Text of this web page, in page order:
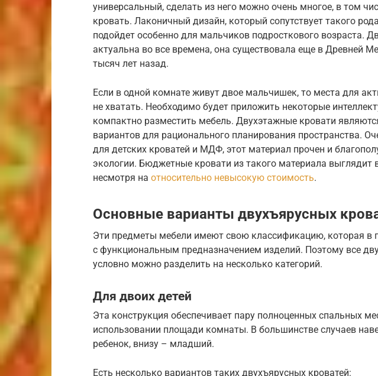
универсальный, сделать из него можно очень многое, в том
кровать. Лаконичный дизайн, который сопутствует такого
подойдет особенно для мальчиков подросткового возраста.
актуальна во все времена, она существовала еще в Древней
тысяч лет назад.
Если в одной комнате живут двое мальчишек, то места для
не хватать. Необходимо будет приложить некоторые
компактно разместить мебель. Двухэтажные кровати
вариантов для рационального планирования пространства.
для детских кроватей и МДФ, этот материал прочен и
экологии. Бюджетные кровати из такого материала выглядит
несмотря на относительно невысокую стоимость.
Основные варианты двухъярусных
Эти предметы мебели имеют свою классификацию, которая в
с функциональным предназначением изделий. Поэтому все
условно можно разделить на несколько категорий.
Для двоих детей
Эта конструкция обеспечивает пару полноценных спальных
использовании площади комнаты. В большинстве случаев
ребенок, внизу – младший.
Есть несколько вариантов таких двухъярусных кроватей: